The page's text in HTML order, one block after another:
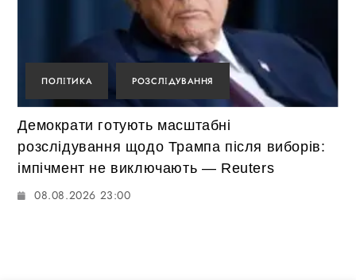
ПОЛІТИКА РОЗСЛІДУВАННЯ
Демократи готують масштабні
розслідування щодо Трампа після виборів:
імпічмент не виключають — Reuters
08.08.2026 23:00